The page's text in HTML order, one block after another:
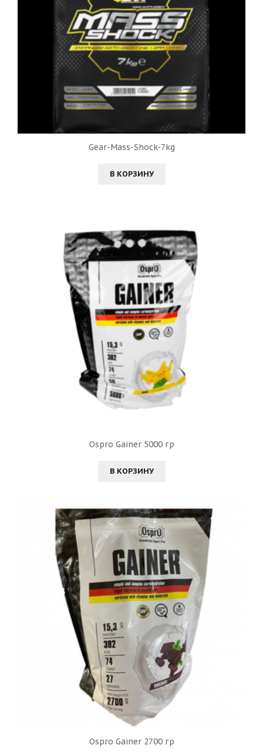
Gear-Mass-Shock-7kg
В КОРЗИНУ
Ospro Gainer 5000 гр
В КОРЗИНУ
Ospro Gainer 2700 гр